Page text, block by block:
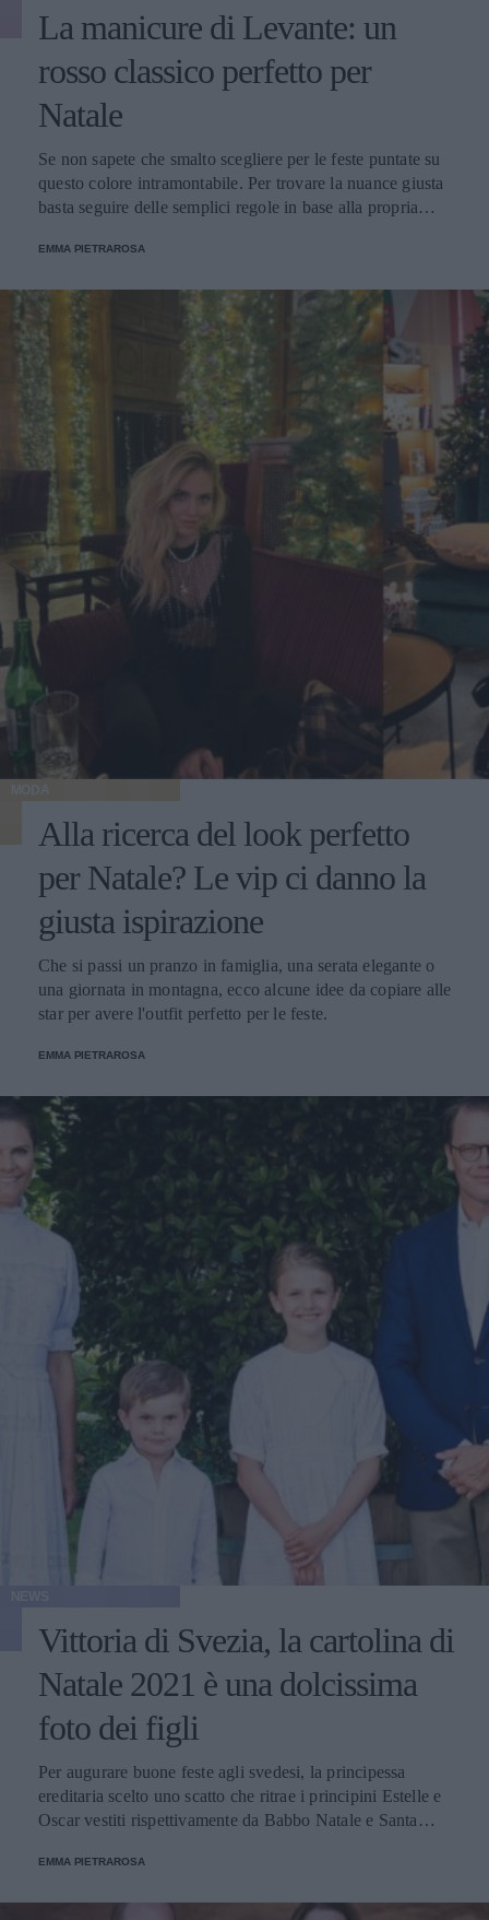
La manicure di Levante: un
rosso classico perfetto per
Natale
Se non sapete che smalto scegliere per le feste puntate su
questo colore intramontabile. Per trovare la nuance giusta
basta seguire delle semplici regole in base alla propria
EMMA PIETRAROSA
MODA
Alla ricerca del look perfetto
per Natale? Le vip ci danno la
giusta ispirazione
Che si passi un pranzo in famiglia, una serata elegante o
una giornata in montagna, ecco alcune idee da copiare alle
star per avere l'outfit perfetto per le feste.
EMMA PIETRAROSA
Vittoria di Svezia, la cartolina di
Natale 2021 è una dolcissima
foto dei figli
Per augurare buone feste agli svedesi, la principessa
ereditaria scelto uno scatto che ritrae i principini Estelle e
Oscar vestiti rispettivamente da Babbo Natale e Santa
EMMA PIETRAROSA